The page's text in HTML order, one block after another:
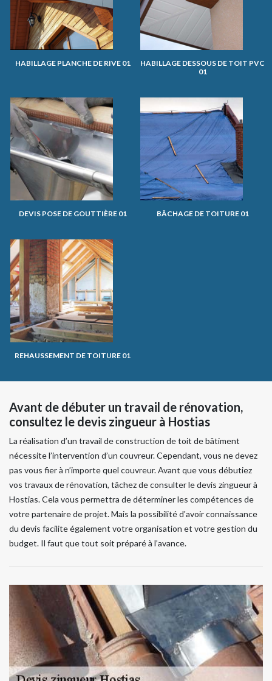
HABILLAGE PLANCHE DE RIVE 01
HABILLAGE DESSOUS DE TOIT PVC
01
DEVIS POSE DE GOUTTIÈRE 01 BÂCHAGE DE TOITURE 01
REHAUSSEMENT DE TOITURE 01
Avant de débuter un travail de rénovation,
consultez le devis zingueur à Hostias
La réalisation d’un travail de construction de toit de bâtiment
nécessite l’intervention d’un couvreur. Cependant, vous ne devez
pas vous fier à n’importe quel couvreur. Avant que vous débutiez
vos travaux de rénovation, tâchez de consulter le devis zingueur à
Hostias. Cela vous permettra de déterminer les compétences de
votre partenaire de projet. Mais la possibilité d'avoir connaissance
du devis facilite également votre organisation et votre gestion du
budget. Il faut que tout soit préparé à l’avance.